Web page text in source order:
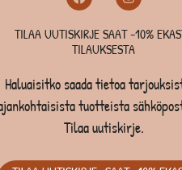
TILAA UUTISKIRJE SAAT -10%
TILAUKSESTA
Haluaisitko saada tietoa
tuotteista
Tilaa uutiskirje.